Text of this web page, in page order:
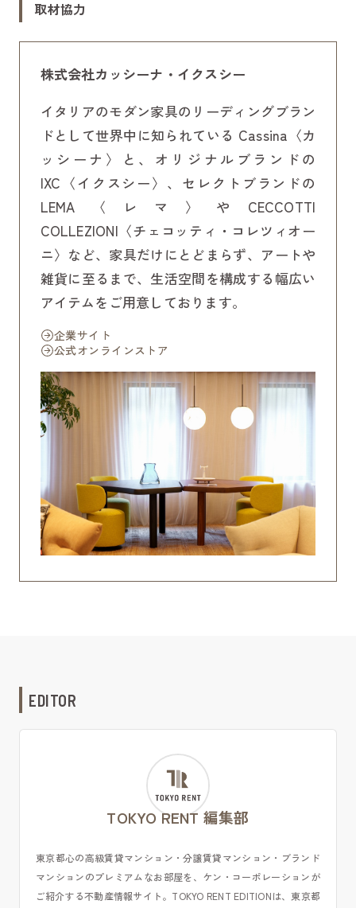
取材協力
株式会社カッシーナ・イクスシー
イタリアのモダン家具のリーディングブラン
ドとして世界中に知られている Cassina〈カ
ッシーナ〉と、オリジナルブランドの
IXC〈イクスシー〉、セレクトブランドの
LEMA〈レマ〉やCECCOTTI
COLLEZIONI〈チェコッティ・コレツィオー
ニ〉など、家具だけにとどまらず、アートや
雑貨に至るまで、生活空間を構成する幅広い
アイテムをご用意しております。
企業サイト
公式オンラインストア
EDITOR
TOKYO RENT 編集部
東京都心の高級賃貸マンション・分譲賃貸マンション・ブランド
マンションのプレミアムなお部屋を、ケン・コーポレーションが
ご紹介する不動産情報サイト。TOKYO RENT EDITIONは、東京都